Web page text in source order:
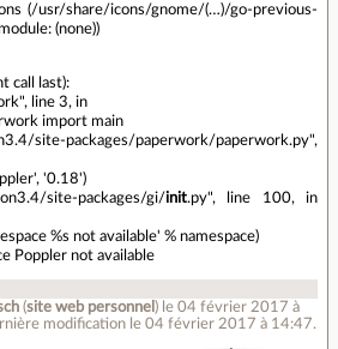
(/usr/share/icons/gnome/(…)/go-previous-
(none))
call last):
line 3, in
import main
site-packages/paperwork/paperwork.py",
'0.18')
site-packages/gi/init.py", line 100, in
%s not available' % namespace)
Poppler not available
(site web personnel ) le 04 février 2017 à
modification le 04 février 2017 à 14:47.